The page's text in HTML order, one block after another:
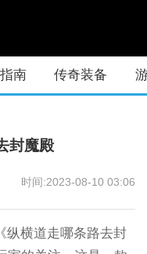
南 传奇装备
封魔殿
时间:2023-08-10 03:06
纵横道走哪条路去封